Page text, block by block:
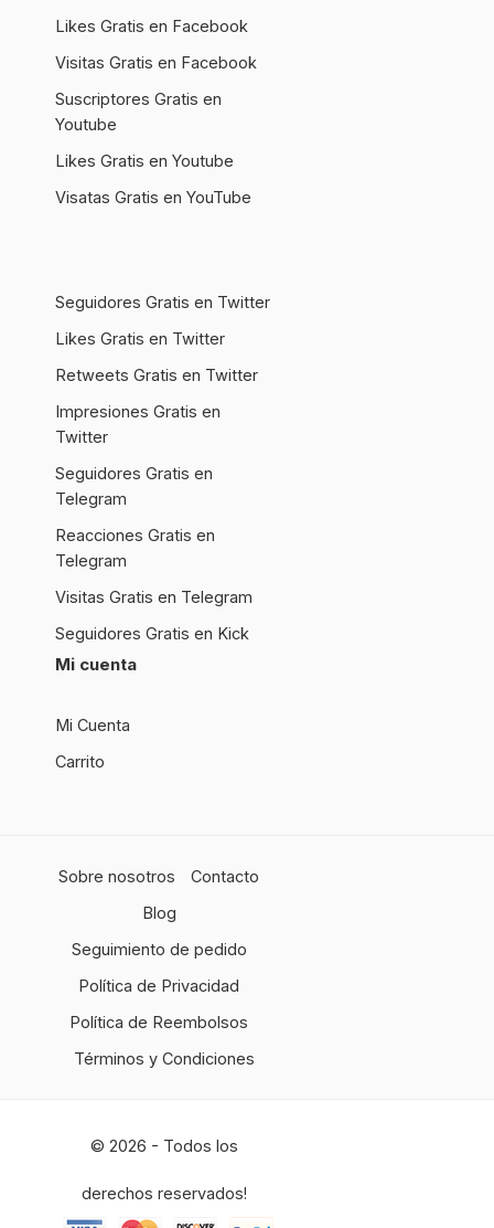
Likes Gratis en Facebook
Visitas Gratis en Facebook
Suscriptores Gratis en
Youtube
Likes Gratis en Youtube
Visatas Gratis en YouTube
Seguidores Gratis en Twitter
Likes Gratis en Twitter
Retweets Gratis en Twitter
Impresiones Gratis en
Twitter
Seguidores Gratis en
Telegram
Reacciones Gratis en
Telegram
Visitas Gratis en Telegram
Seguidores Gratis en Kick
Mi cuenta
Mi Cuenta
Carrito
Sobre nosotros
Contacto
Blog
Seguimiento de pedido
Política de Privacidad
Política de Reembolsos
Términos y Condiciones
© 2026 - Todos los
derechos reservados!